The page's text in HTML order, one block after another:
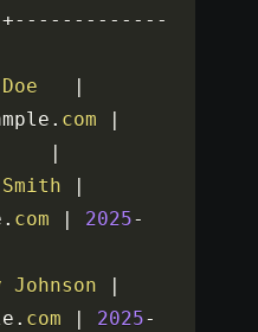
+-- -- -- -- -- -- -
Doe
. com
Smith
. com 2025-
Johnson
. com 2025-